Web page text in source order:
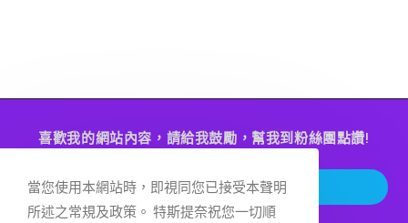
喜歡我的網站內容，請給我鼓勵，幫我到粉絲團點讚!
點讚去!!
當您使用本網站時，即視同您已接受本聲明
所述之常規及政策。 特斯提奈祝您一切順